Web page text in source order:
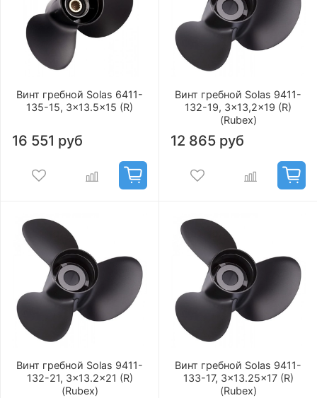
Винт гребной Solas 6411-
135-15, 3x13.5x15 (R)
16 551 руб
Винт гребной Solas 9411-
132-19, 3x13,2x19 (R)
(Rubex)
12 865 руб
Винт гребной Solas 9411-
132-21, 3x13.2x21 (R)
(Rubex)
Винт гребной Solas 9411-
133-17, 3x13.25x17 (R)
(Rubex)